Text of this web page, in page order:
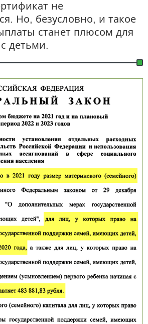
не
Но, безусловно, и такое
станет плюсом для
детьми.